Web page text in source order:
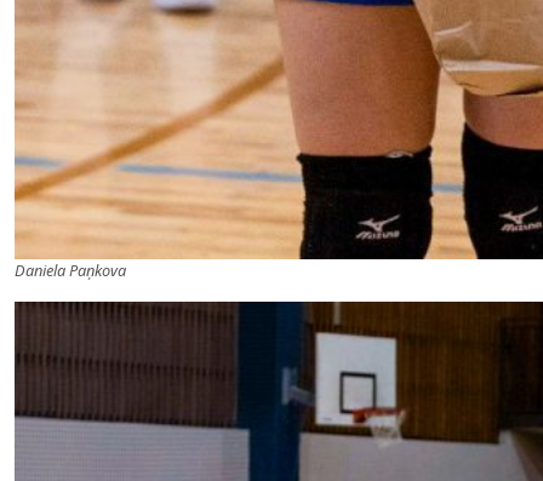
Daniela Paņkova